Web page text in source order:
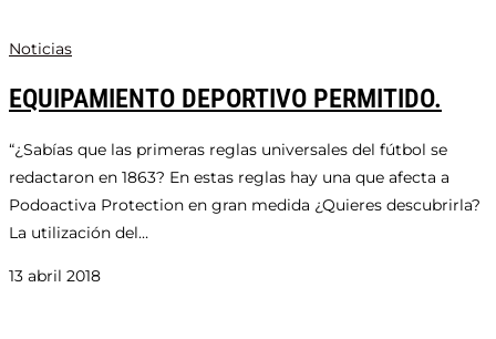
Noticias
EQUIPAMIENTO DEPORTIVO PERMITIDO.
“¿Sabías que las primeras reglas universales del fútbol se
redactaron en 1863? En estas reglas hay una que afecta a
Podoactiva Protection en gran medida ¿Quieres descubrirla?
La utilización del…
13 abril 2018